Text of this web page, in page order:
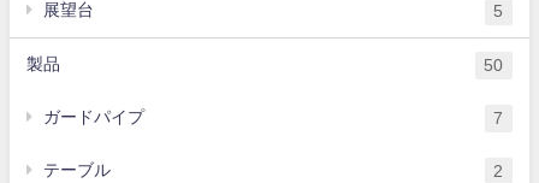
展望台 5
製品 50
ガードパイプ 7
テーブル 2